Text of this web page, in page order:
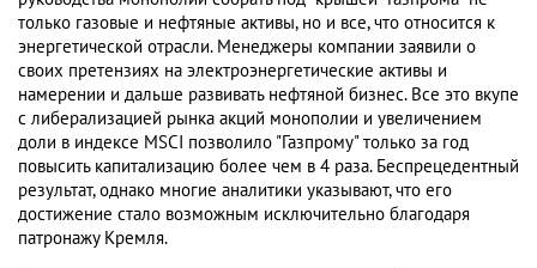
только газовые и нефтяные активы, но и все, что относится к
энергетической отрасли. Менеджеры компании заявили о
своих претензиях на электроэнергетические активы и
намерении и дальше развивать нефтяной бизнес. Все это вкупе
с либерализацией рынка акций монополии и увеличением
доли в индексе MSCI позволило "Газпрому" только за год
повысить капитализацию более чем в 4 раза. Беспрецедентный
результат, однако многие аналитики указывают, что его
достижение стало возможным исключительно благодаря
патронажу Кремля.